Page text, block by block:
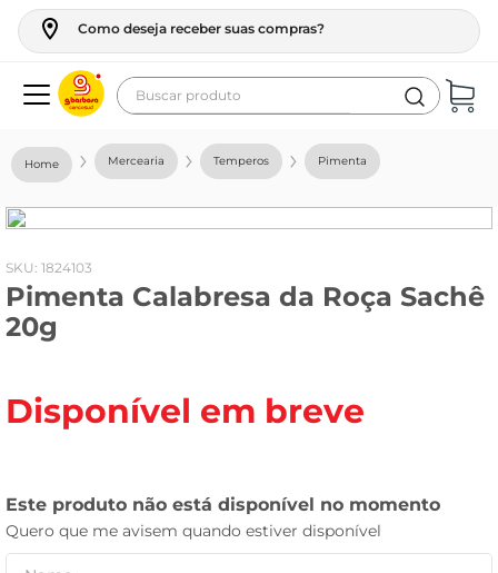
Como deseja receber suas compras?
Buscar produto
Mercearia Temperos Pimenta
: 1824103
Pimenta Calabresa da Roça Sachê
20g
Disponível em breve
geladeira
fogao
café
cerveja
vinho
leite pó